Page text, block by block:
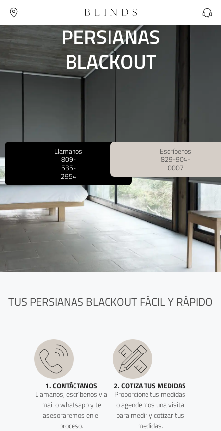
PERSIANAS
BLACKOUT
Llamanos
809-
535-
2954
Escríbenos
829-904-
0007
TUS PERSIANAS BLACKOUT FÁCIL Y RÁPIDO
1. CONTÁCTANOS
Llamanos, escríbenos via
mail o whatsapp y te
asesoraremos en el
proceso.
2. COTIZA TUS MEDIDAS
Proporcione tus medidas
o agendemos una visita
para medir y cotizar tus
medidas.